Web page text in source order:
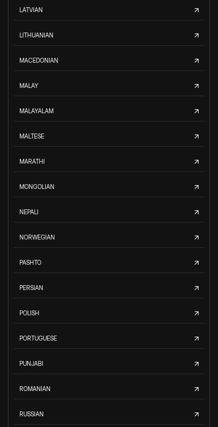
LATVIAN
LITHUANIAN
MACEDONIAN
MALAY
MALAYALAM
MALTESE
MARATHI
MONGOLIAN
NEPALI
NORWEGIAN
PASHTO
PERSIAN
POLISH
PORTUGUESE
PUNJABI
ROMANIAN
RUSSIAN